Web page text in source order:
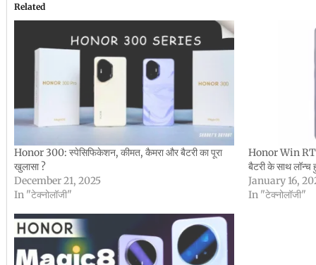
Related
Honor 300: स्पेसिफिकेशन, कीमत, कैमरा और बैटरी का पूरा
खुलासा ?
December 21, 2025
In "टेक्नोलॉजी"
Honor Win RT
बैटरी के साथ
January 16,
In "टेक्नोलॉजी"